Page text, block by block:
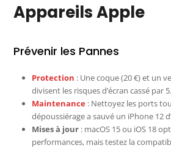
Appareils Apple
Prévenir les Pannes
Protection : Une coque (20 €) et un
divisent les risques d’écran cassé par 5.
Maintenance : Nettoyez les ports
dépoussiérage a sauvé un iPhone 12
Mises à jour : macOS 15 ou iOS 18
performances, mais testez la